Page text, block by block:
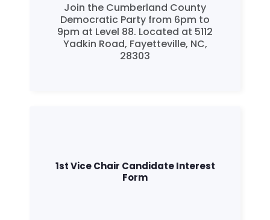
Bữa tiệc của bạn
Hoạt động
Join the Cumberland County
Democratic Party from 6pm to
9pm at Level 88. Located at 5112
Yadkin Road, Fayetteville, NC,
28303
1st Vice Chair Candidate Interest
Form